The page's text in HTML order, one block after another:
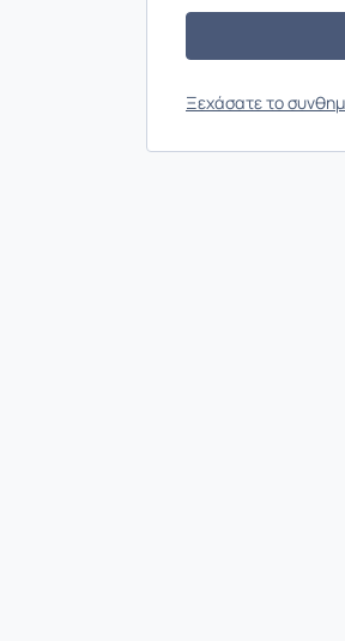
Ξεχάσατε το